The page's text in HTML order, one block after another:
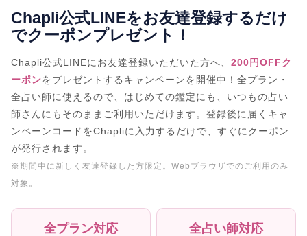
Chapli公式LINEをお友達登録するだけ
でクーポンプレゼント！
Chapli公式LINEにお友達登録いただいた方へ、 200円OFFク
ーポンをプレゼントするキャンペーンを開催中！全プラン・
全占い師に使えるので、はじめての鑑定にも、いつもの占い
師さんにもそのままご利用いただけます。登録後に届くキャ
ンペーンコードをChapliに入力するだけで、すぐにクーポン
が発行されます。
※期間中に新しく友達登録した方限定。Webブラウザでのご利用のみ
対象。
全プラン対応 全占い師対応